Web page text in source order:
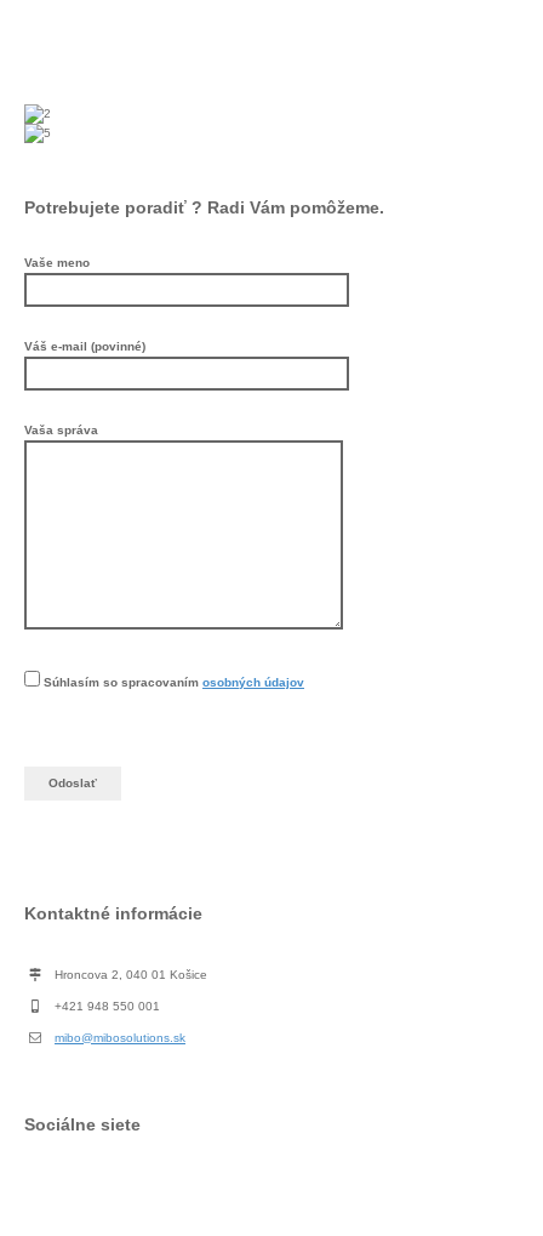
Potrebujete poradiť ? Radi Vám pomôžeme.
Vaše meno
Váš e-mail (povinné)
Vaša správa
Súhlasím so spracovaním osobných údajov
Kontaktné informácie
Hroncova 2, 040 01 Košice
+421 948 550 001
mibo@mibosolutions.sk
Sociálne siete